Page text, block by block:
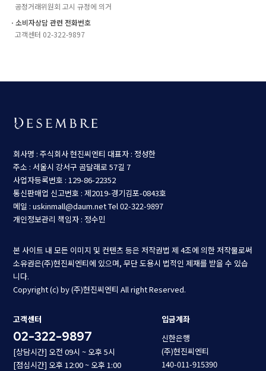
공정거래위원회 고시 규정에 의거
ㆍ소비자상담 관련 전화번호
고객센터 02-322-9897
회사명 : 주식회사 현진씨엔티 대표자 : 정성한
주소 : 서울시 강서구 곰달래로 57길 7
사업자등록번호 : 129-86-22352
통신판매업 신고번호 : 제2019-경기김포-0843호
메일 : uskinmall@daum.netTel 02-322-9897
개인정보관리 책임자 : 정수민
본 사이트 내 모든 이미지 및 컨텐츠 등은 저작권법 제 4조에 의한 저작물로써
소유권은(주)현진씨엔티에 있으며, 무단 도용시 법적인 제재를 받을 수 있습
니다.
Copyright (c) by (주)현진씨엔티 All right Reserved.
고객센터
02-322-9897
[상담시간] 오전 09시 ~ 오후 5시
[점심시간] 오후 12:00 ~ 오후 1:00
입금계좌
신한은행
(주)현진씨엔티
140-011-915390